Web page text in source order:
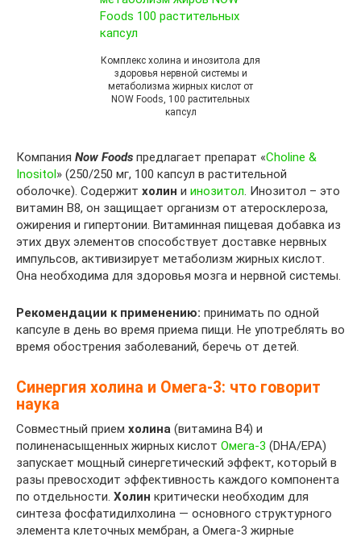
Комплекс холина и инозитола для
здоровья нервной системы и
метаболизма жирных кислот от
NOW Foods, 100 растительных
капсул
Компания Now Foods предлагает препарат «Choline &
Inositol» (250/250 мг, 100 капсул в растительной
оболочке). Содержит холин и инозитол. Инозитол – это
витамин В8, он защищает организм от атеросклероза,
ожирения и гипертонии. Витаминная пищевая добавка из
этих двух элементов способствует доставке нервных
импульсов, активизирует метаболизм жирных кислот.
Она необходима для здоровья мозга и нервной системы.
Рекомендации к применению: принимать по одной
капсуле в день во время приема пищи. Не употреблять во
время обострения заболеваний, беречь от детей.
Синергия холина и Омега-3: что говорит
наука
Совместный прием холина (витамина B4) и
полиненасыщенных жирных кислот Омега-3 (DHA/EPA)
запускает мощный синергетический эффект, который в
разы превосходит эффективность каждого компонента
по отдельности. Холин критически необходим для
синтеза фосфатидилхолина — основного структурного
элемента клеточных мембран, а Омега-3 жирные